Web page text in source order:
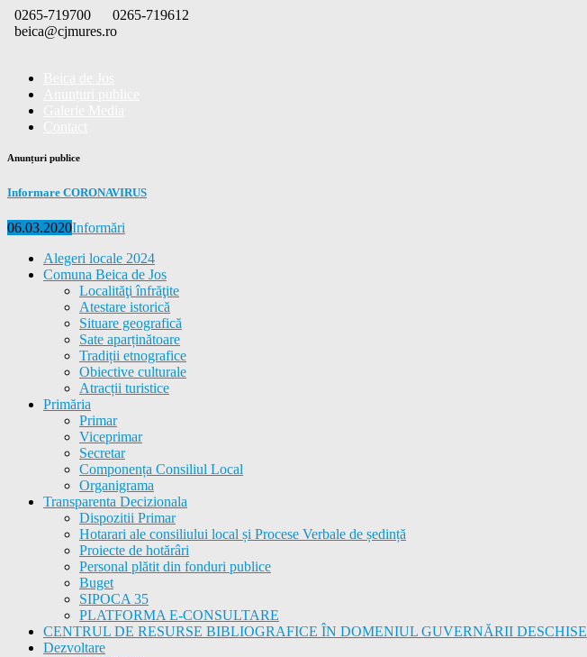
Skip
to
0265-719700
0265-719612
beica@cjmures.ro
Anunțuri publice
Informare CORONAVIRUS
Posted
06.03.2020Categories
Informări
Alegeri locale 2024
Comuna Beica de Jos
Localităţi înfrăţite
Atestare istorică
Situare geografică
Sate aparținătoare
Tradiții etnografice
Obiective culturale
Atracții turistice
Primăria
Primar
Viceprimar
Secretar
Componența Consiliul Local
Organigrama
Transparenta Decizionala
Dispozitii Primar
Hotarari ale consiliului local și Procese Verbale de ședință
Proiecte de hotărâri
Personal plătit din fonduri publice
Buget
SIPOCA 35
PLATFORMA E-CONSULTARE
CENTRUL DE RESURSE BIBLIOGRAFICE ÎN DOMENIUL GUVERNĂRII DESCHISE
Dezvoltare